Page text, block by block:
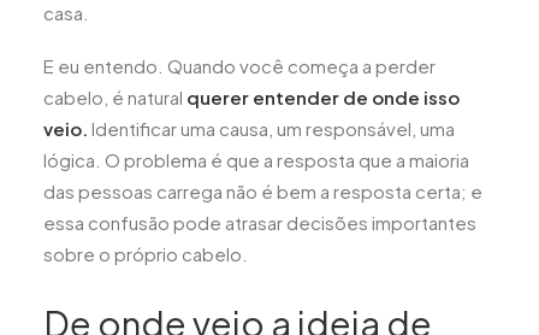
casa.
E eu entendo. Quando você começa a perder
cabelo, é natural querer entender de onde isso
veio. Identificar uma causa, um responsável, uma
lógica. O problema é que a resposta que a maioria
das pessoas carrega não é bem a resposta certa; e
essa confusão pode atrasar decisões importantes
sobre o próprio cabelo.
De onde veio a ideia de